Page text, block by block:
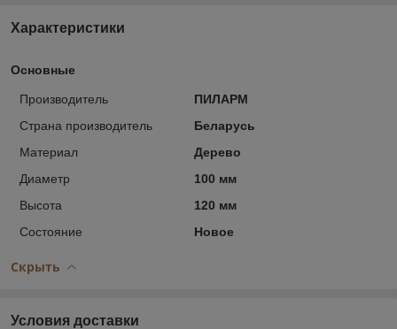
Характеристики
Основные
Производитель
ПИЛАРМ
Страна производитель
Беларусь
Материал
Дерево
Диаметр
100 мм
Высота
120 мм
Состояние
Новое
Скрыть
Условия доставки